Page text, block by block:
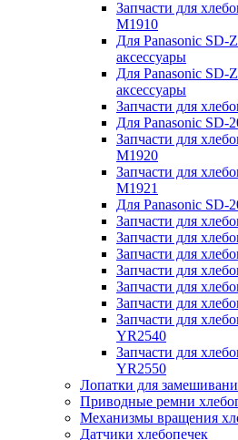
Запчасти для
M1910
Для Panasonic SD-
аксессуары
Для Panasonic SD-
аксессуары
Запчасти для
Для Panasonic SD-
Запчасти для
M1920
Запчасти для
M1921
Для Panasonic SD-
Запчасти для
Запчасти для
Запчасти для
Запчасти для
Запчасти для
Запчасти для
Запчасти для
YR2540
Запчасти для
YR2550
Лопатки для
Приводные ремни
Механизмы вращения
Датчики хлебопечек